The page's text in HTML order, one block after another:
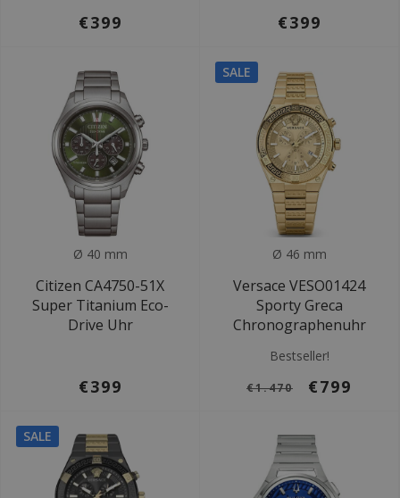
€399 €399
Ø 40 mm
Citizen CA4750-51X
Super Titanium Eco-
Drive Uhr
€399
SALE
Ø 46 mm
Versace VESO01424
Sporty Greca
Chronographenuhr
Bestseller!
€1.470 €799
SALE